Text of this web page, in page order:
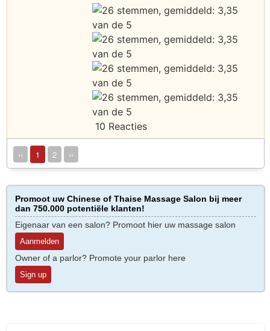
10 Reacties
‹‹ 1 2 ››
Promoot uw Chinese of Thaise Massage Salon bij meer
dan 750.000 potentiële klanten!
Eigenaar van een salon? Promoot hier uw massage salon
Aanmelden
Owner of a parlor? Promote your parlor here
Sign up